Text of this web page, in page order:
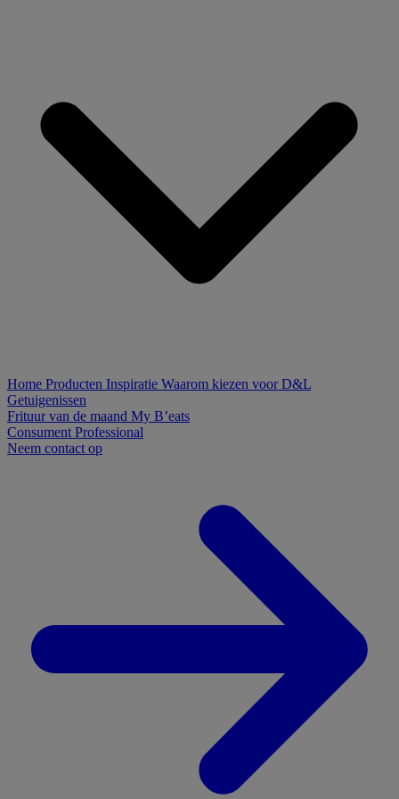
Home Producten Inspiratie Waarom kiezen voor D&L
Getuigenissen
Frituur van de maand My B’eats
Consument Professional
Neem contact op